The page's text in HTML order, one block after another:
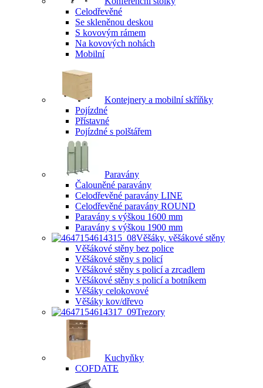
Celodřevěné
Se skleněnou deskou
S kovovým rámem
Na kovových nohách
Mobilní
Kontejnery a mobilní skříňky
Pojízdné
Přístavné
Pojízdné s polštářem
Paravány
Čalouněné paravány
Celodřevěné paravány LINE
Celodřevěné paravány ROUND
Paravány s výškou 1600 mm
Paravány s výškou 1900 mm
Věšáky, věšákové stěny
Věšákové stěny bez police
Věšákové stěny s policí
Věšákové stěny s policí a zrcadlem
Věšákové stěny s policí a botníkem
Věšáky celokovové
Věšáky kov/dřevo
Trezory
Kuchyňky
COFDATE